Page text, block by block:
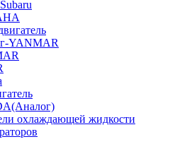
YANMAR
охлаждающей жидкости